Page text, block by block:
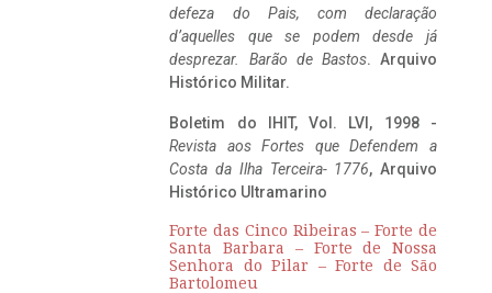
defeza do Pais, com declaração
d’aquelles que se podem desde já
desprezar. Barão de Bastos. Arquivo
Histórico Militar.
Boletim do IHIT, Vol. LVI, 1998 -
Revista aos Fortes que Defendem a
Costa da Ilha Terceira- 1776, Arquivo
Histórico Ultramarino
Forte das Cinco Ribeiras – Forte de
Santa Barbara – Forte de Nossa
Senhora do Pilar – Forte de São
Bartolomeu